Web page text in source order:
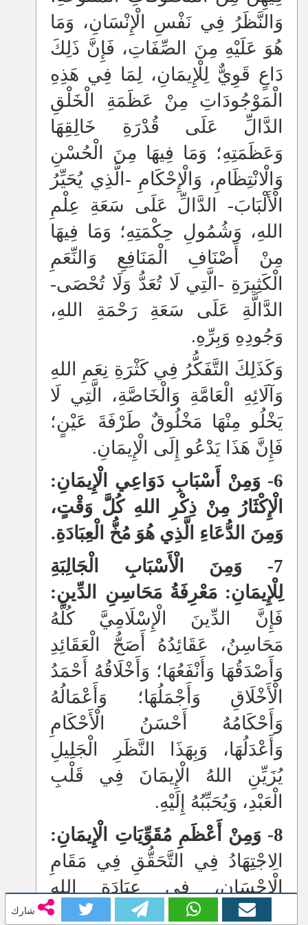
وَالنَّظَرُ فِي نَفْسِ الْإِنْسَانِ، وَمَا
هُوَ عَلَيْهِ مِنَ الصِّفَاتِ، فَإِنَّ ذَلِكَ
دَاعٍ قَوِيٌّ لِلْإِيمَانِ، لِمَا فِي هَذِهِ
الْمَوْجُودَاتِ مِنْ عَظَمَةِ الْخَلْقِ
الدَّالِّ عَلَى قُدْرَةِ خَالِقِهَا
وَعَظَمَتِهِ؛ وَمَا فِيهَا مِنَ الْحُسْنِ
وَالْانْتِظَامِ، وَالْإِحْكَامِ -الَّذِي يُحَيِّرُ
الْأَلْبَابَ- الدَّالِّ عَلَى سَعَةِ عِلْمِ
اللهِ، وَشُمُولِ حِكْمَتِهِ؛ وَمَا فِيهَا
مِنْ أَصْنَافِ الْمَنَافِعِ وَالنِّعَمِ
الْكَثِيرَةِ -الَّتِي لَا تُعَدُّ وَلَا تُحْصَى-
الدَّالَّةِ عَلَى سَعَةِ رَحْمَةِ اللهِ،
وَجُودِهِ وَبِرِّهِ.
وَكَذَلِكَ التَّفَكُّرُ فِي كَثْرَةِ نِعَمِ اللهِ
وَآلَائِهِ الْعَامَّةِ وَالْخَاصَّةِ، الَّتِي لَا
يَخْلُو مِنْهَا مَخْلُوقٌ طَرْفَةَ عَيْنٍ؛
فَإِنَّ هَذَا يَدْعُو إِلَى الْإِيمَانِ.
6- وَمِنْ أَسْبَابِ دَوَاعِي الْإِيمَانِ:
الْإِكْثَارُ مِنْ ذِكْرِ اللهِ كُلَّ وَقْتٍ،
وَمِنَ الدُّعَاءِ الَّذِي هُوَ مُخُّ الْعِبَادَةِ.
7- وَمِنَ الْأَسْبَابِ الْجَالِبَةِ
لِلْإِيمَانِ: مَعْرِفَةُ مَحَاسِنِ الدِّينِ:
فَإِنَّ الدِّينَ الْإِسْلَامِيَّ كُلَّهُ
مَحَاسِنُ، عَقَائِدُهُ أَصَحُّ الْعَقَائِدِ
وَأَصْدَقُهَا وَأَنْفَعُهَا؛ وَأَخْلَاقُهُ أَحْمَدُ
الْأَخْلَاقِ وَأَجْمَلُهَا؛ وَأَعْمَالُهُ
وَأَحْكَامُهُ أَحْسَنُ الْأَحْكَامِ
وَأَعْدَلُهَا، وَبِهَذَا النَّظَرِ الْجَلِيلِ
يُزَيِّنِ اللهُ الْإِيمَانَ فِي قَلْبِ
الْعَبْدِ، وَيُحَبِّبُهُ إِلَيْهِ.
8- وَمِنْ أَعْظَمِ مُقَوِّيَاتِ الْإِيمَانِ:
الِاجْتِهَادُ فِي التَّحَقُّقِ فِي مَقَامِ
الْإِحْسَانِ، فِي عِبَادَةِ اللهِ
وَالْإِحْسَانِ إِلَى خَلْقِهِ، فَيَجْتَهِدُ أَنْ
شارك